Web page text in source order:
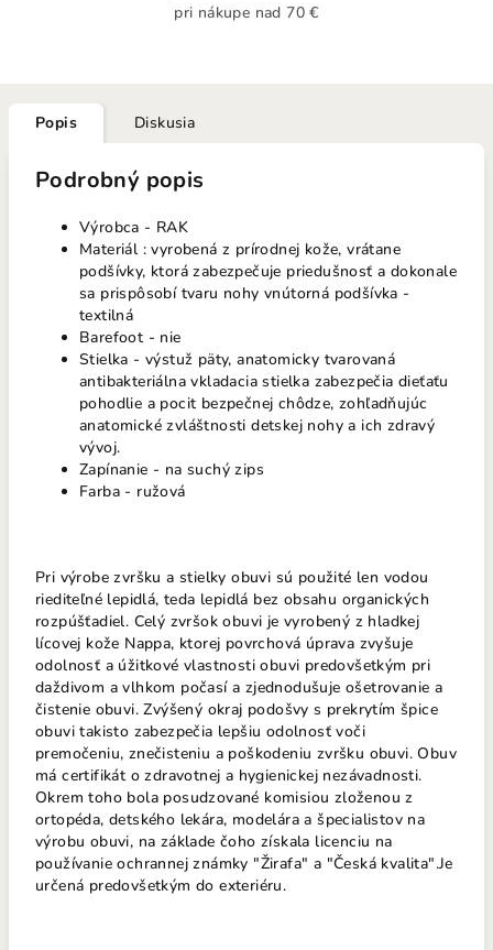
pri nákupe nad 70 €
Popis Diskusia
Podrobný popis
Výrobca - RAK
Materiál : vyrobená z prírodnej kože, vrátane
podšívky, ktorá zabezpečuje priedušnosť a dokonale
sa prispôsobí tvaru nohy vnútorná podšívka -
textilná
Barefoot - nie
Stielka - výstuž päty, anatomicky tvarovaná
antibakteriálna vkladacia stielka zabezpečia dieťaťu
pohodlie a pocit bezpečnej chôdze, zohľadňujúc
anatomické zvláštnosti detskej nohy a ich zdravý
vývoj.
Zapínanie - na suchý zips
Farba - ružová
Pri výrobe zvršku a stielky obuvi sú použité len vodou
riediteľné lepidlá, teda lepidlá bez obsahu organických
rozpúšťadiel. Celý zvršok obuvi je vyrobený z hladkej
lícovej kože Nappa, ktorej povrchová úprava zvyšuje
odolnosť a úžitkové vlastnosti obuvi predovšetkým pri
daždivom a vlhkom počasí a zjednodušuje ošetrovanie a
čistenie obuvi. Zvýšený okraj podošvy s prekrytím špice
obuvi takisto zabezpečia lepšiu odolnosť voči
premočeniu, znečisteniu a poškodeniu zvršku obuvi. Obuv
má certifikát o zdravotnej a hygienickej nezávadnosti.
Okrem toho bola posudzované komisiou zloženou z
ortopéda, detského lekára, modelára a špecialistov na
výrobu obuvi, na základe čoho získala licenciu na
používanie ochrannej známky "Žirafa" a "Česká kvalita".Je
určená predovšetkým do exteriéru.